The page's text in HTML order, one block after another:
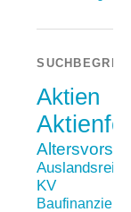
Aktien
Auslandsreise
KV